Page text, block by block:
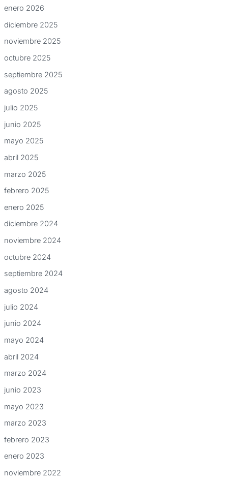
enero 2026
diciembre 2025
noviembre 2025
octubre 2025
septiembre 2025
agosto 2025
julio 2025
junio 2025
mayo 2025
abril 2025
marzo 2025
febrero 2025
enero 2025
diciembre 2024
noviembre 2024
octubre 2024
septiembre 2024
agosto 2024
julio 2024
junio 2024
mayo 2024
abril 2024
marzo 2024
junio 2023
mayo 2023
marzo 2023
febrero 2023
enero 2023
noviembre 2022